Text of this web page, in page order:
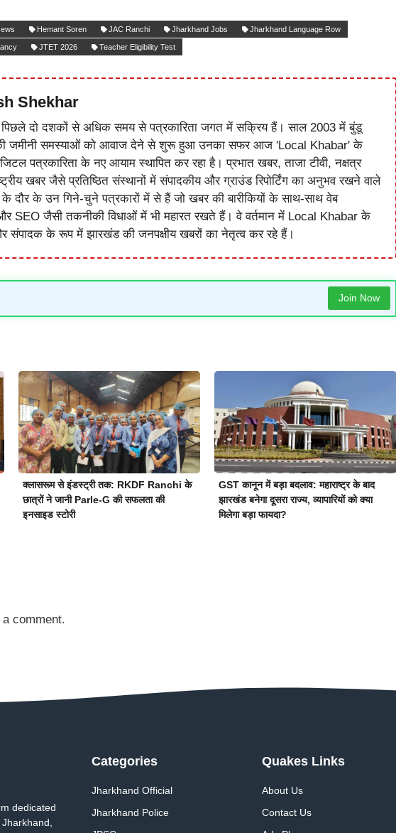
Hemant Soren JAC Ranchi Jharkhand Jobs Jharkhand Language Row
JTET 2026 Teacher Eligibility Test
Shekhar
दो दशकों से अधिक समय से पत्रकारिता जगत में सक्रिय हैं। साल 2003 में बुंडू
जमीनी समस्याओं को आवाज देने से शुरू हुआ उनका सफर आज 'Local Khabar' के
पत्रकारिता के नए आयाम स्थापित कर रहा है। प्रभात खबर, ताजा टीवी, नक्षत्र
खबर जैसे प्रतिष्ठित संस्थानों में संपादकीय और ग्राउंड रिपोर्टिंग का अनुभव रखने वाले
दौर के उन गिने-चुने पत्रकारों में से हैं जो खबर की बारीकियों के साथ-साथ वेब
SEO जैसी तकनीकी विधाओं में भी महारत रखते हैं। वे वर्तमान में Local Khabar के
संपादक के रूप में झारखंड की जनपक्षीय खबरों का नेतृत्व कर रहे हैं।
Join Now
क्लासरूम से इंडस्ट्री तक: RKDF Ranchi के
छात्रों ने जानी Parle-G की सफलता की
इनसाइड स्टोरी
GST कानून में बड़ा बदलाव: महाराष्ट्र के बाद
झारखंड बनेगा दूसरा राज्य, व्यापारियों को क्या
मिलेगा बड़ा फायदा?
comment.
dedicated
Categories
Jharkhand Official
Jharkhand Police
Quakes Links
About Us
Contact Us